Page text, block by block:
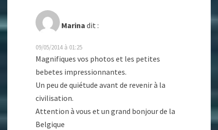
Marina dit :
09/05/2014 à 01:25
Magnifiques vos photos et les petites
bebetes impressionnantes.
Un peu de quiétude avant de revenir à la
civilisation.
Attention à vous et un grand bonjour de la
Belgique